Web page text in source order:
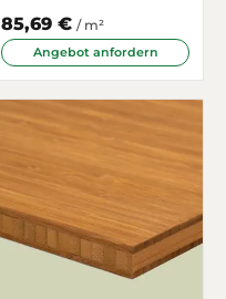
85,69 € / m²
Angebot anfordern